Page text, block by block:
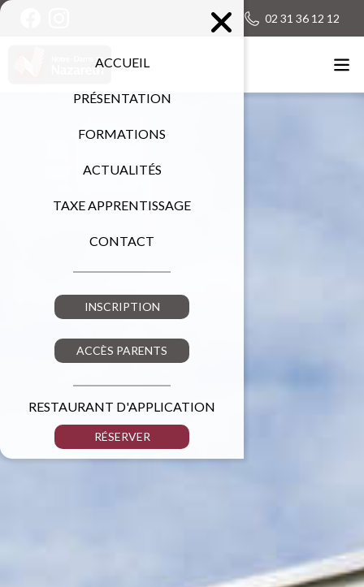
ACCUEIL
PRÉSENTATION
FORMATIONS
ACTUALITÉS
TAXE APPRENTISSAGE
CONTACT
INSCRIPTION
ACCÈS PARENTS
RESTAURANT D'APPLICATION
RÉSERVER
02 31 36 12 12